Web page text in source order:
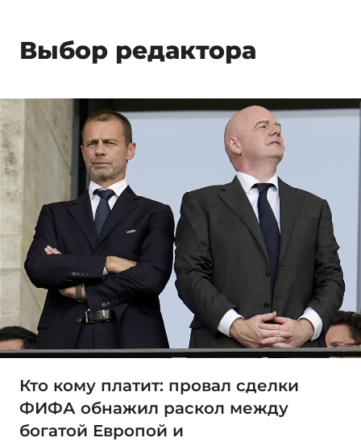
Выбор редактора
Кто кому платит: провал сделки
ФИФА обнажил раскол между
богатой Европой и